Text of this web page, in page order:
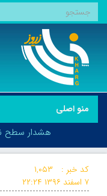
منو اصلی
هشدار سطح
کد خبر :
۱,۰۵۳
۷ اسفند ۱۳۹۶
۲۲:۲۴